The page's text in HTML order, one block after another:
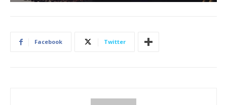
Facebook Twitter